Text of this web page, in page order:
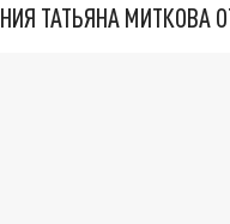
ТАТЬЯНА МИТКОВА